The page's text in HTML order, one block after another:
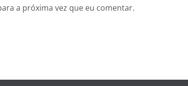
a próxima vez que eu comentar.